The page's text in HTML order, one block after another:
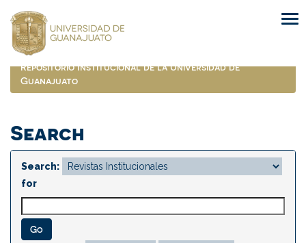
navigation
Repositorio Institucional de la Universidad de
Guanajuato
Search
Search:
for